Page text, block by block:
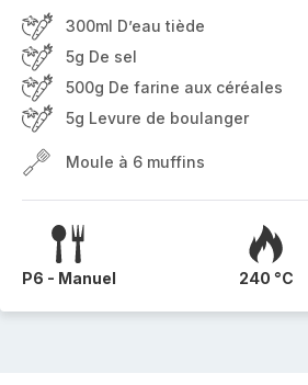
300ml D’eau tiède
5g De sel
500g De farine aux céréales
5g Levure de boulanger
Moule à 6 muffins
P6 - Manuel 240 °C